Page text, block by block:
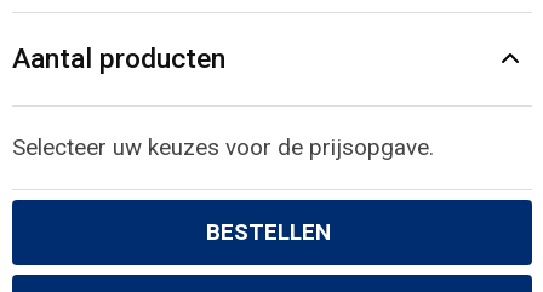
Aantal producten
Selecteer uw keuzes voor de prijsopgave.
BESTELLEN